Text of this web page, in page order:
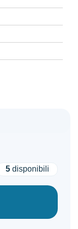
2M/MAGNETIC
5 disponibili